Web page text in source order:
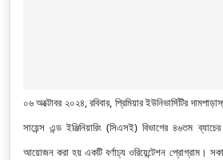
০৬ অক্টোবর ২০২৪, রবিবার, প্রিমিয়ার ইউনিভার্সিটির
সায়েন্স এন্ড ইঞ্জিনিয়ারিং (সিএসই) বিভাগের ৪৬তম
আয়োজন করা হয় একটি বর্ণাঢ্য ওরিয়েন্টেশন প্রোগ্রাম।